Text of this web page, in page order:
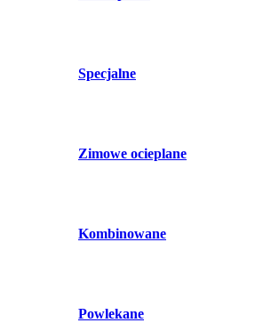
Specjalne
Zimowe ocieplane
Kombinowane
Powlekane